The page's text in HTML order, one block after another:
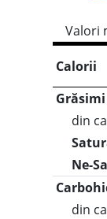
Valori
Calorii
Grăsimi
din
Ne-
din